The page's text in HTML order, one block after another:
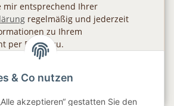
mir entsprechend Ihrer
regelmäßig und jederzeit
zu Ihrem
per E-Mail zu.
& Co nutzen
akzeptieren“ gestatten Sie den